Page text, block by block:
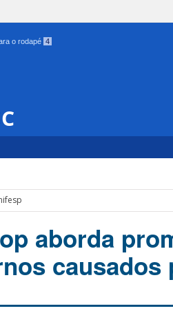
o rodapé 4
aborda
causados